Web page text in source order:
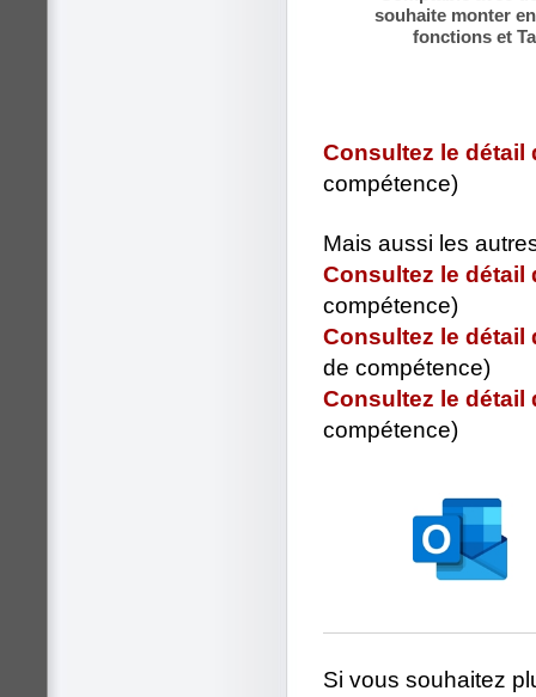
souhaite monter
fonctions et
Consultez le détail
compétence)
Mais aussi les
Consultez le détail
compétence)
Consultez le détail
de compétence)
Consultez le détail
compétence)
Si vous souhaitez